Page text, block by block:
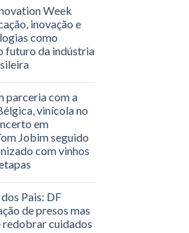
Week
inovação e
como
futuro da indústria
parceria com a
vinícola no
em
Jobim seguido
com vinhos
Pais: DF
de presos mas
redobrar cuidados